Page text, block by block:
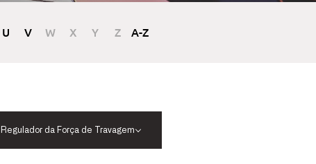
U V W X Y Z A-Z
Regulador da Força de Travagem